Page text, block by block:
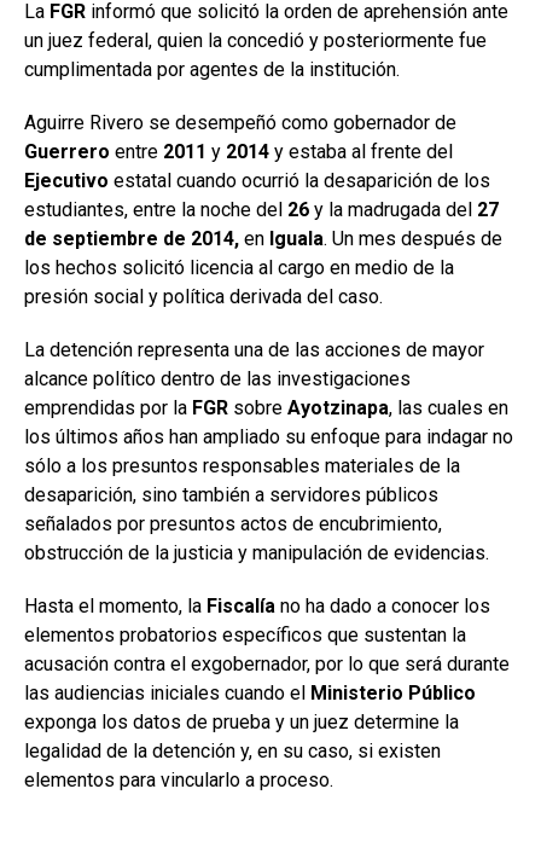
La FGR informó que solicitó la orden de aprehensión ante
un juez federal, quien la concedió y posteriormente fue
cumplimentada por agentes de la institución.
Aguirre Rivero se desempeñó como gobernador de
Guerrero entre 2011 y 2014 y estaba al frente del
Ejecutivo estatal cuando ocurrió la desaparición de los
estudiantes, entre la noche del 26 y la madrugada del 27
de septiembre de 2014, en Iguala. Un mes después de
los hechos solicitó licencia al cargo en medio de la
presión social y política derivada del caso.
La detención representa una de las acciones de mayor
alcance político dentro de las investigaciones
emprendidas por la FGR sobre Ayotzinapa, las cuales en
los últimos años han ampliado su enfoque para indagar no
sólo a los presuntos responsables materiales de la
desaparición, sino también a servidores públicos
señalados por presuntos actos de encubrimiento,
obstrucción de la justicia y manipulación de evidencias.
Hasta el momento, la Fiscalía no ha dado a conocer los
elementos probatorios específicos que sustentan la
acusación contra el exgobernador, por lo que será durante
las audiencias iniciales cuando el Ministerio Público
exponga los datos de prueba y un juez determine la
legalidad de la detención y, en su caso, si existen
elementos para vincularlo a proceso.